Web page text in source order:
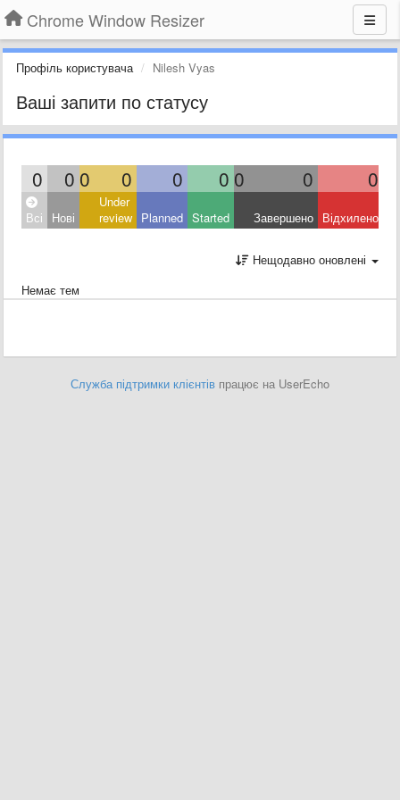
Chrome Window Resizer
Профіль користувача Nilesh Vyas
Ваші запити по статусу
0 0 0 0 0 0 0 0 0
Всі Нові
Under
review Planned Started Завершено Відхилено
Нещодавно оновлені
Немає тем
Служба підтримки клієнтів працює на UserEcho